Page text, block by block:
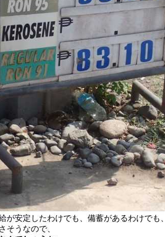
安定したわけでも、備蓄があるわけでも、
そうなので、